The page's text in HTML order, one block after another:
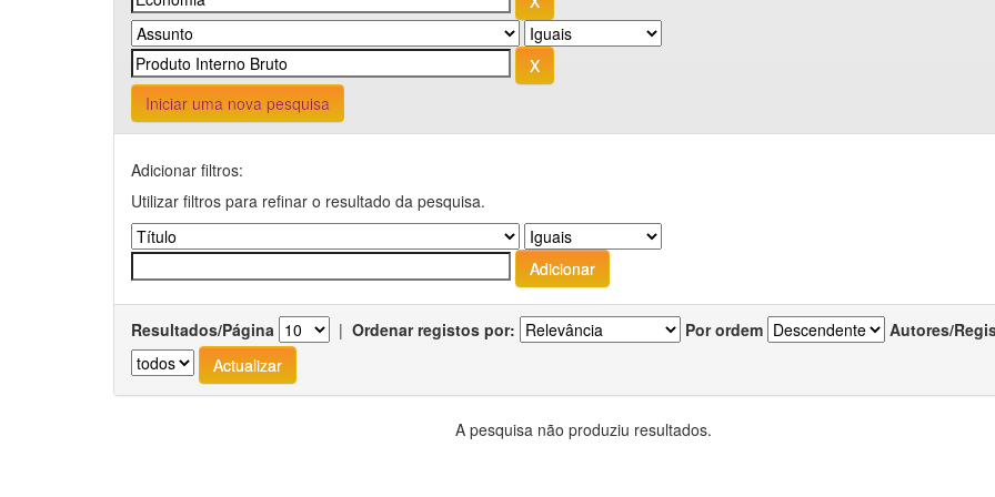
Iniciar uma nova pesquisa
Adicionar filtros:
Utilizar filtros para refinar o resultado da pesquisa.
Resultados/Página | Ordenar registos por: Por ordem Autores/
A pesquisa não produziu resultados.